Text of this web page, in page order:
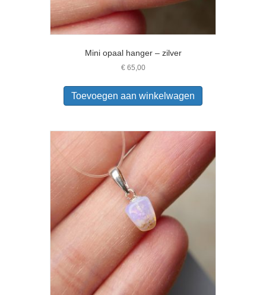
Mini opaal hanger – zilver
€65,00
Toevoegen aan winkelwagen